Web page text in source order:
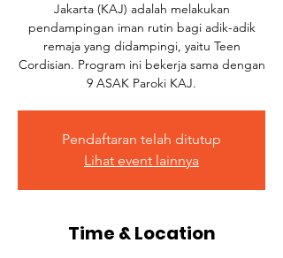
Jakarta (KAJ) adalah melakukan
pendampingan iman rutin bagi adik-adik
remaja yang didampingi, yaitu Teen
Cordisian. Program ini bekerja sama dengan
9 ASAK Paroki KAJ.
Pendaftaran telah ditutup
Lihat event lainnya
Time & Location